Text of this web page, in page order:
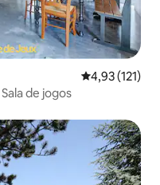
4,93 de uma
4,93 (121)
de jogos